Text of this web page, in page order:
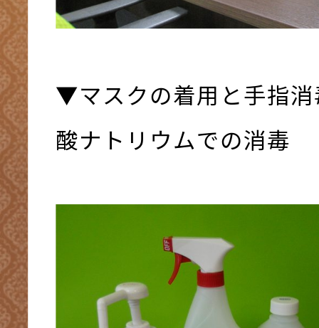
▼マスクの着用と手指
酸ナトリウムでの消毒